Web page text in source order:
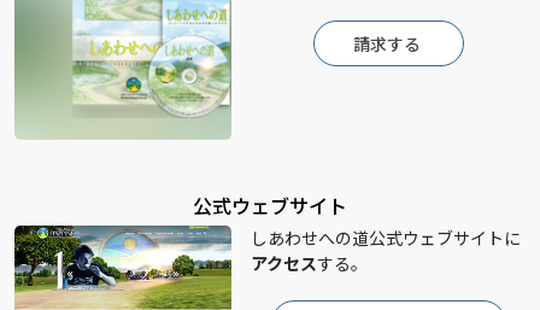
請求する
公式ウェブサイト
しあわせへの道公式ウェブサイトに
アクセスする。